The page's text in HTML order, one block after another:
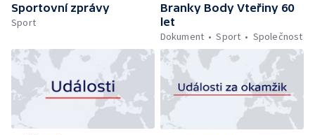
Sportovní zprávy
Sport
Branky Body Vteřiny 60
let
Dokument
Sport Společnost